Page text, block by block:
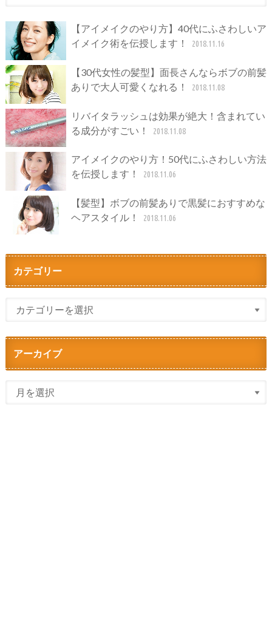
【アイメイクのやり方】40代にふさわしいア
イメイク術を伝授します！
2018.11.16
【30代女性の髪型】面長さんならボブの前髪
ありで大人可愛くなれる！
2018.11.08
リバイタラッシュは効果が絶大！含まれてい
る成分がすごい！
2018.11.08
アイメイクのやり方！50代にふさわしい方法
を伝授します！
2018.11.06
【髪型】ボブの前髪ありで黒髪におすすめな
ヘアスタイル！
2018.11.06
カテゴリー
アーカイブ